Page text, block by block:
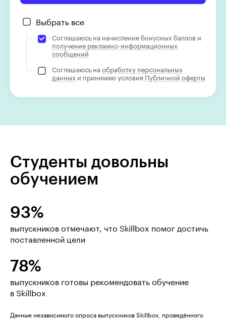
Выбрать все
Соглашаюсь на начисление бонусных баллов и
получение рекламно-информационных
сообщений
Соглашаюсь на обработку персональных
данных и принимаю условия Публичной оферты
Студенты довольны
обучением
93%
выпускников отмечают, что Skillbox помог достичь
поставленной цели
78%
выпускников готовы рекомендовать обучение
в Skillbox
Данные независимого опроса выпускников Skillbox, проведённого